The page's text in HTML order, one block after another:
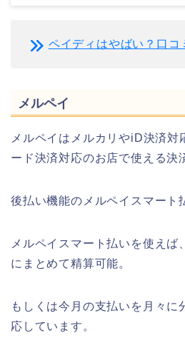
ペイディはやばい？口コ
メルペイ
メルペイはメルカリやiD決済対
ード決済対応のお店で使える決
後払い機能のメルペイスマート
メルペイスマート払いを使えば
にまとめて精算可能。
もしくは今月の支払いを月々に
応しています。